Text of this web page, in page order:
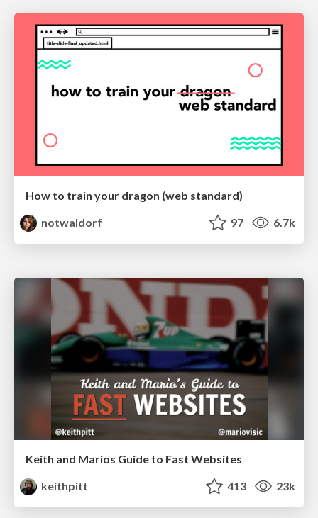
How to train your dragon (web standard)
notwaldorf
97 6.7k
Keith and Marios Guide to Fast Websites
keithpitt
413 23k